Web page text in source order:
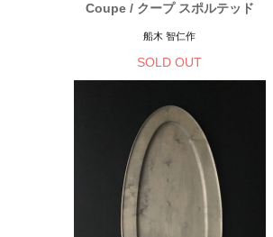
Coupe / クープ スポルテッド
船木 智仁作
SOLD OUT